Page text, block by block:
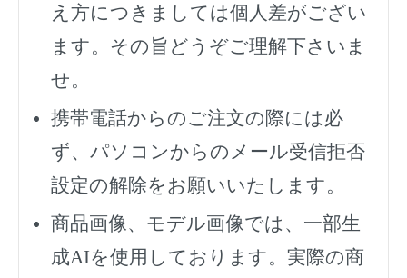
え方につきましては個人差がござい
ます。その旨どうぞご理解下さいま
せ。
携帯電話からのご注文の際には必
ず、 パソコンからのメール受信拒否
設定の解除をお願いいたします。
商品画像、モデル画像では、一部生
成AIを使用しております。実際の商